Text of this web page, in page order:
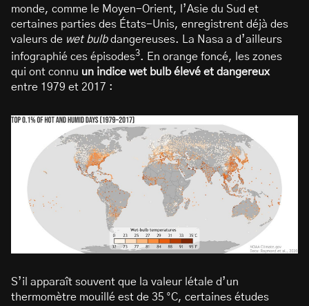
monde, comme le Moyen-Orient, l’Asie du Sud et
certaines parties des États-Unis, enregistrent déjà des
valeurs de wet bulbdangereuses. La Nasa a d’ailleurs
infographié ces épisodes3. En orange foncé, les zones
qui ont connu un indice wet bulb élevé et dangereux
entre 1979 et 2017 :
S’il apparaît souvent que la valeur létale d’un
thermomètre mouillé est de 35 °C, certaines études